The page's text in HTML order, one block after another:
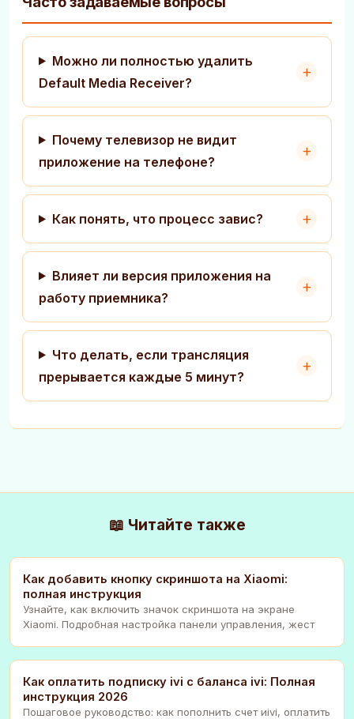
Можно ли полностью удалить
Default Media Receiver?
Почему телевизор не видит
приложение на телефоне?
Как понять, что процесс завис?
Влияет ли версия приложения на
работу приемника?
Что делать, если трансляция
прерывается каждые 5 минут?
📖 Читайте также
Как добавить кнопку скриншота на Xiaomi:
полная инструкция
Узнайте, как включить значок скриншота на экране
Xiaomi. Подробная настройка панели управления, жест
Как оплатить подписку ivi с баланса ivi: Полная
инструкция 2026
Пошаговое руководство: как пополнить счет иivi, оплатить